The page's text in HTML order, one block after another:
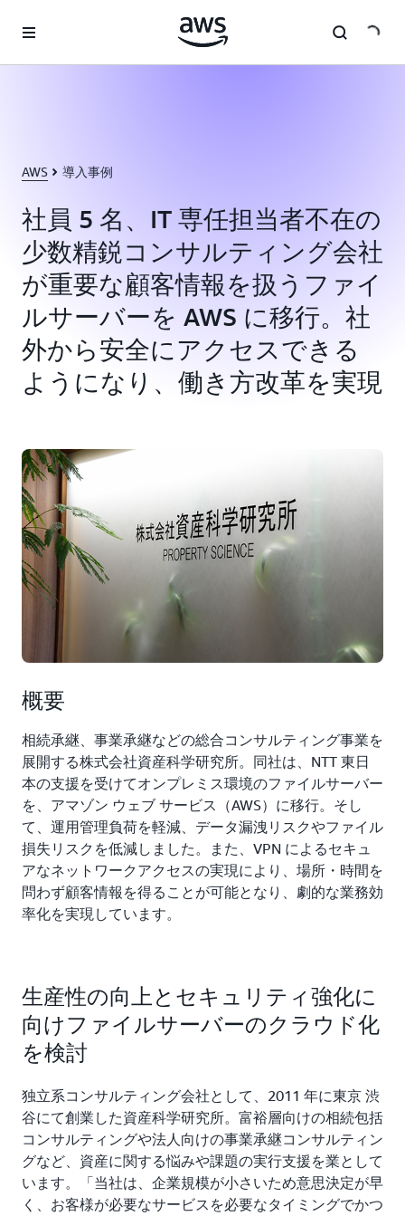
AWS 導入事例
社員 5 名、IT 専任担当者不在の
少数精鋭コンサルティング会社
が重要な顧客情報を扱うファイ
ルサーバーを AWS に移行。社
外から安全にアクセスできる
ようになり、働き方改革を実現
概要
相続承継、事業承継などの総合コンサルティング事業を
展開する株式会社資産科学研究所。同社は、NTT 東日
本の支援を受けてオンプレミス環境のファイルサーバー
を、アマゾン ウェブ サービス（AWS）に移行。そし
て、運用管理負荷を軽減、データ漏洩リスクやファイル
損失リスクを低減しました。また、VPN によるセキュ
アなネットワークアクセスの実現により、場所・時間を
問わず顧客情報を得ることが可能となり、劇的な業務効
率化を実現しています。
生産性の向上とセキュリティ強化に
向けファイルサーバーのクラウド化
を検討
独立系コンサルティング会社として、2011 年に東京 渋
谷にて創業した資産科学研究所。富裕層向けの相続包括
コンサルティングや法人向けの事業承継コンサルティン
グなど、資産に関する悩みや課題の実行支援を業として
います。「当社は、企業規模が小さいため意思決定が早
く、お客様が必要なサービスを必要なタイミングでかつ